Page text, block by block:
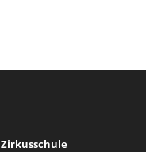
Zirkusschule